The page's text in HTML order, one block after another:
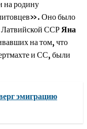
родину
Оно было
Латвийской ССР Яна
на том, что
и СС, были
эмиграцию